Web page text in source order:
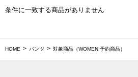
条件に一致する商品がありません
HOME パンツ 対象商品（WOMEN 予約商品）